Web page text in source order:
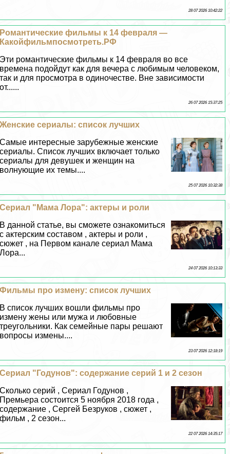
28 07 2026 10:42:22
Романтические фильмы к 14 февраля —
Какойфильмпосмотреть.РФ
Эти романтические фильмы к 14 февраля во все
времена подойдут как для вечера с любимым человеком,
так и для просмотра в одиночестве. Вне зависимости
от......
26 07 2026 15:37:25
Женские сериалы: список лучших
Самые интересные зарубежные женские
сериалы. Список лучших включает только
сериалы для дeвyшек и женщин на
волнующие их темы....
25 07 2026 10:32:38
Сериал "Мама Лора": актеры и роли
В данной статье, вы сможете ознакомиться
с актерским составом , актеры и роли ,
сюжет , на Первом канале сериал Мама
Лора...
24 07 2026 10:13:33
Фильмы про измену: список лучших
В список лучших вошли фильмы про
измену жены или мужа и любовные
треугольники. Как семейные пары решают
вопросы измены....
23 07 2026 12:18:19
Сериал "Годунов": содержание серий 1 и 2 сезон
Сколько серий , Сериал Годунов ,
Премьера состоится 5 ноября 2018 года ,
содержание , Сергeй Безруков , сюжет ,
фильм , 2 сезон...
22 07 2026 14:35:17